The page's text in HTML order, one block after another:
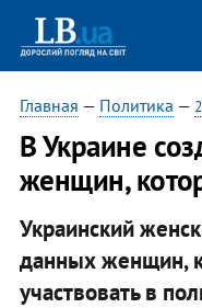
Главная — Политика —
В Украине
женщин,
Украинский
данных женщин,
участвовать в